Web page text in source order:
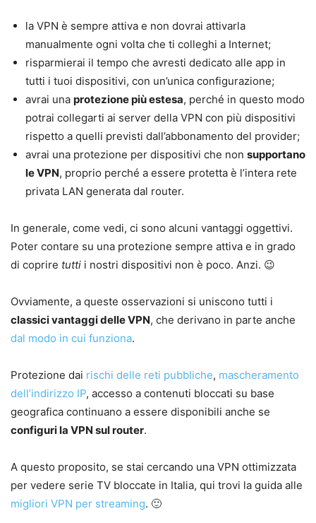
la VPN è sempre attiva e non dovrai attivarla
manualmente ogni volta che ti colleghi a Internet;
risparmierai il tempo che avresti dedicato alle app in
tutti i tuoi dispositivi, con un’unica configurazione;
avrai una protezione più estesa, perché in questo modo
potrai collegarti ai server della VPN con più dispositivi
rispetto a quelli previsti dall’abbonamento del provider;
avrai una protezione per dispositivi che non supportano
le VPN, proprio perché a essere protetta è l’intera rete
privata LAN generata dal router.
In generale, come vedi, ci sono alcuni vantaggi oggettivi.
Poter contare su una protezione sempre attiva e in grado
di coprire tutti i nostri dispositivi non è poco. Anzi. 😉
Ovviamente, a queste osservazioni si uniscono tutti i
classici vantaggi delle VPN, che derivano in parte anche
dal modo in cui funziona.
Protezione dai rischi delle reti pubbliche, mascheramento
dell’indirizzo IP, accesso a contenuti bloccati su base
geografica continuano a essere disponibili anche se
configuri la VPN sul router.
A questo proposito, se stai cercando una VPN ottimizzata
per vedere serie TV bloccate in Italia, qui trovi la guida alle
migliori VPN per streaming. 🙂